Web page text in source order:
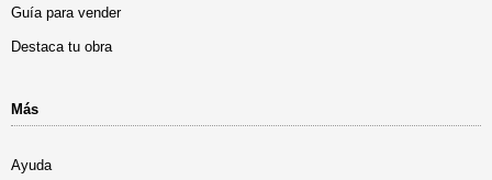
Guía para vender
Destaca tu obra
Más
Ayuda